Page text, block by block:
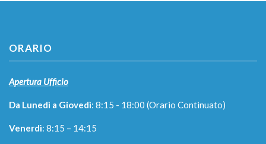
ORARIO
Apertura Ufficio
Da Lunedì a Giovedì: 8:15 - 18:00 (Orario Continuato)
Venerdì: 8:15 – 14:15